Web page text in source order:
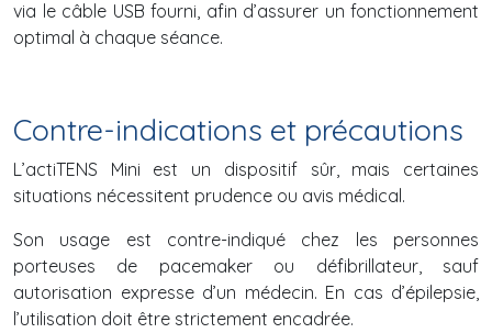
via le câble USB fourni, afin d’assurer un fonctionnement
optimal à chaque séance.
Contre-indications et précautions
L’actiTENS Mini est un dispositif sûr, mais certaines
situations nécessitent prudence ou avis médical.
Son usage est contre-indiqué chez les personnes
porteuses de pacemaker ou défibrillateur, sauf
autorisation expresse d’un médecin. En cas d’épilepsie,
l’utilisation doit être strictement encadrée.